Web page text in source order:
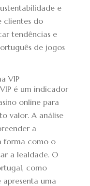
e
clientes do
tendências e
de jogos
VIP
é um indicador
online para
valor. A análise
a
forma como o
a lealdade. O
como
uma